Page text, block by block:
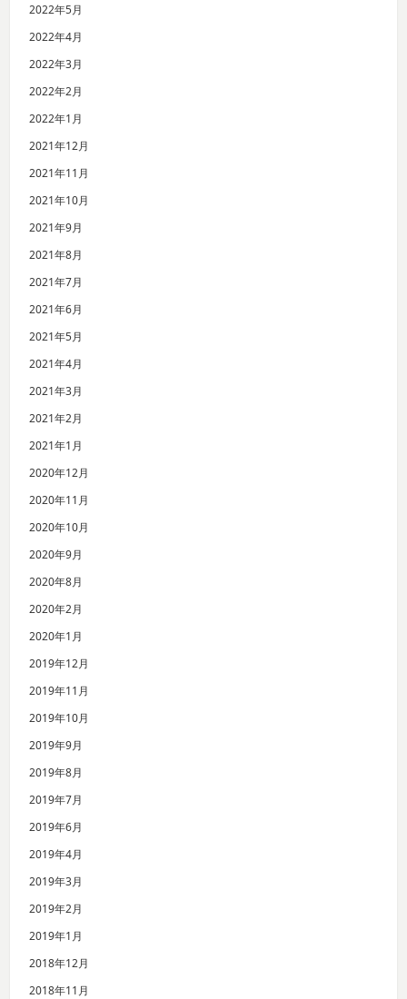
2022年5月
2022年4月
2022年3月
2022年2月
2022年1月
2021年12月
2021年11月
2021年10月
2021年9月
2021年8月
2021年7月
2021年6月
2021年5月
2021年4月
2021年3月
2021年2月
2021年1月
2020年12月
2020年11月
2020年10月
2020年9月
2020年8月
2020年2月
2020年1月
2019年12月
2019年11月
2019年10月
2019年9月
2019年8月
2019年7月
2019年6月
2019年4月
2019年3月
2019年2月
2019年1月
2018年12月
2018年11月